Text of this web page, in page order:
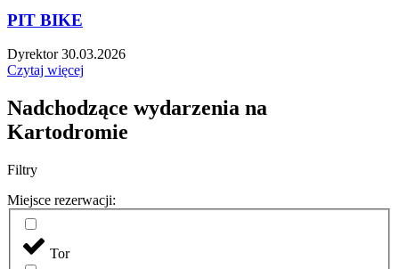
PIT BIKE
Dyrektor30.03.2026
Czytaj więcej
Nadchodzące wydarzenia na
Kartodromie
Filtry
Miejsce rezerwacji:
Tor